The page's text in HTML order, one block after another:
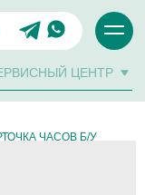
ЧАСОВ Б/У